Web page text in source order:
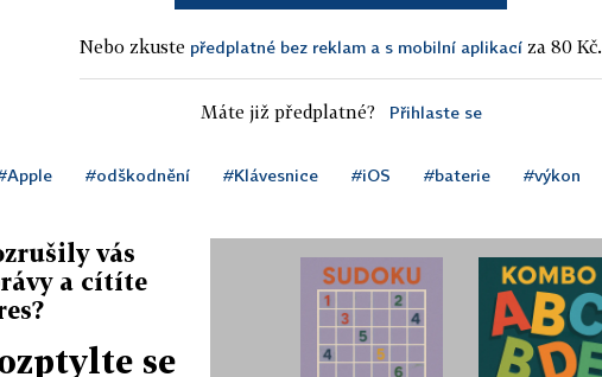
Nebo zkuste předplatné bez reklam a s mobilní aplikací za 80 Kč.
Máte již předplatné? Přihlaste se
#odškodnění #Klávesnice #iOS #baterie #výkon
vás
a cítíte
se